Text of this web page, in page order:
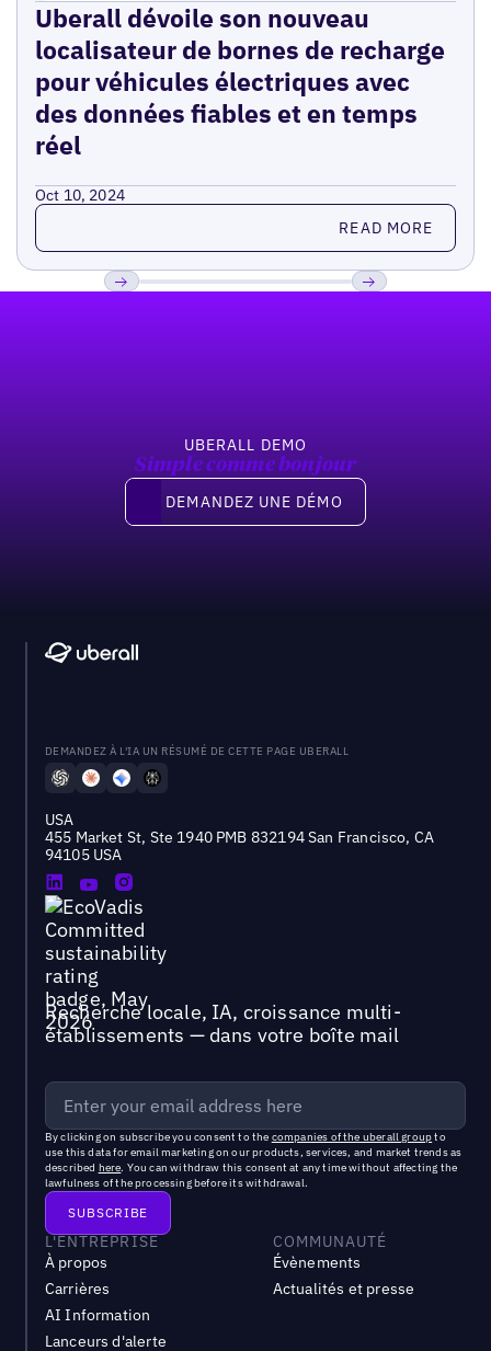
Uberall dévoile son nouveau
localisateur de bornes de recharge
pour véhicules électriques avec
des données fiables et en temps
réel
Oct 10, 2024
Read more READ MORE
UBERALL DEMO
Simple comme bonjour
Demandez une démo
DEMANDEZ UNE DÉMO
DEMANDEZ À L'IA UN RÉSUMÉ DE CETTE PAGE UBERALL
USA
455 Market St, Ste 1940 PMB 832194 San Francisco, CA
94105 USA
Recherche locale, IA, croissance multi-
établissements — dans votre boîte mail
By clicking on subscribe you consent to the companies of the uberall groupto
use this data for email marketing on our products, services, and market trends as
described here. You can withdraw this consent at any time without affecting the
lawfulness of the processing before its withdrawal.
L'ENTREPRISE
À propos
Carrières
AI Information
Lanceurs d'alerte
COMMUNAUTÉ
Évènements
Actualités et presse